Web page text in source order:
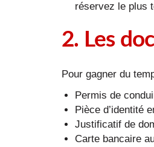
réservez le plus
2. Les
Pour gagner du
Permis de
Pièce d’identité
Justificatif de
Carte bancaire